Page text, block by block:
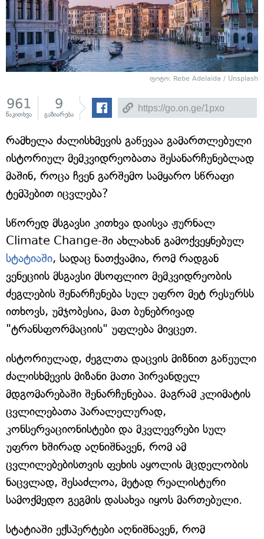
ფოტო: Rebe Adelaida / Unsplash
961
წაკითხვა
9
გაზიარება
რამხელა ძალისხმევის გაწევაა გამართლებული
ისტორიულ მემკვიდრეობათა შესანარჩუნებლად
მაშინ, როცა ჩვენ გარშემო სამყარო სწრაფი
ტემპებით იცვლება?
სწორედ მსგავსი კითხვა დაისვა ჟურნალ
Climate Change-ში ახლახან გამოქვეყნებულ
სტატიაში, სადაც ნათქვამია, რომ რადგან
ვენეციის მსგავსი მსოფლიო მემკვიდრეობის
ძეგლების შენარჩუნება სულ უფრო მეტ რესურსს
ითხოვს, უმჯობესია, მათ ბუნებრივად
"ტრანსფორმაციის" უფლება მივცეთ.
ისტორიულად, ძეგლთა დაცვის მიზნით გაწეული
ძალისხმევის მიზანი მათი პირვანდელ
მდგომარებაში შენარჩუნებაა. მაგრამ კლიმატის
ცვლილებათა პარალელურად,
კონსერვაციონისტები და მკვლევრები სულ
უფრო ხშირად აღნიშნავენ, რომ ამ
ცვლილებებისთვის ფეხის აყოლის მცდელობის
ნაცვლად, შესაძლოა, მეტად რეალისტური
სამოქმედო გეგმის დასახვა იყოს მართებული.
სტატიაში ექსპერტები აღნიშნავენ, რომ